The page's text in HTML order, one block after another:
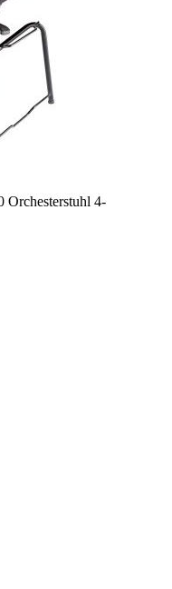
4-